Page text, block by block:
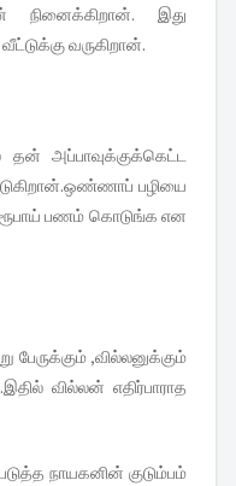
நினைக்கிறான். இது
வருகிறான்.
தன் அப்பாவுக்குக்கெட்ட
பழியை
பணம் கொடுங்க என
பேருக்கும் ,வில்லனுக்கும்
வில்லன் எதிர்பாராத
நாயகனின் குடும்பம்